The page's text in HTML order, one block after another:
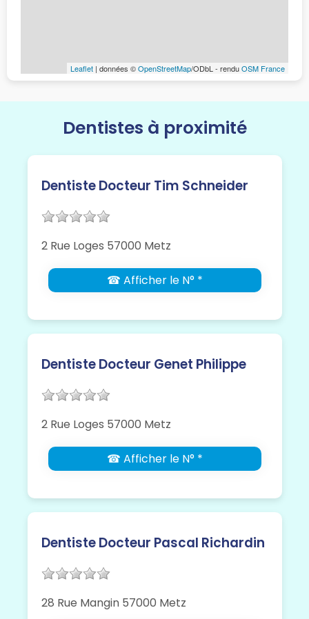
Leaflet | données ©OpenStreetMap/ODbL - renduOSM France
Dentistes à proximité
Dentiste Docteur Tim Schneider
2 Rue Loges 57000 Metz
☎ Afficher le N° *
Dentiste Docteur Genet Philippe
2 Rue Loges 57000 Metz
☎ Afficher le N° *
Dentiste Docteur Pascal Richardin
28 Rue Mangin 57000 Metz